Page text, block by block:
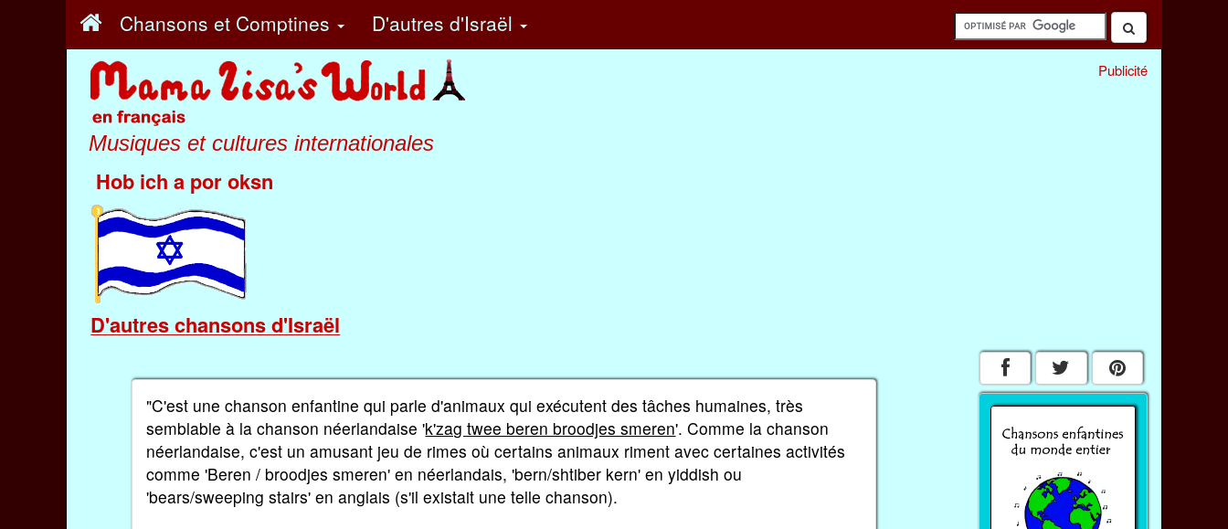
Chansons et Comptines D'autres d'Israël
Musiques et cultures internationales
Hob ich a por oksn
D'autres chansons d'Israël
Publicité
"C'est une chanson enfantine qui parle d'animaux qui exécutent des tâches humaines, très
semblable à la chanson néerlandaise 'k'zag twee beren broodjes smeren'. Comme la chanson
néerlandaise, c'est un amusant jeu de rimes où certains animaux riment avec certaines activités
comme 'Beren / broodjes smeren' en néerlandais, 'bern/shtiber kern' en yiddish ou
'bears/sweeping stairs' en anglais (s'il existait une telle chanson).